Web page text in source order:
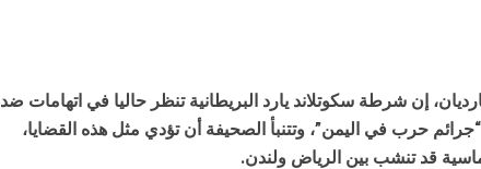
إن شرطة سكوتلاند يارد البريطانية تنظر حاليا في اتهامات ضد
حرب في اليمن”، وتتنبأ الصحيفة أن تؤدي مثل هذه القضايا،
قد تنشب بين الرياض ولندن.